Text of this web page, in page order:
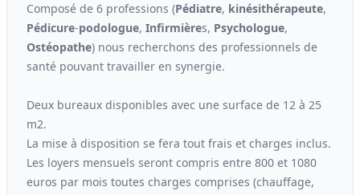
Composé de 6 professions (Pédiatre, kinésithérapeute,
Pédicure-podologue, Infirmières, Psychologue,
Ostéopathe) nous recherchons des professionnels de
santé pouvant travailler en synergie.
Deux bureaux disponibles avec une surface de 12 à 25
m2.
La mise à disposition se fera tout frais et charges inclus.
Les loyers mensuels seront compris entre 800 et 1080
euros par mois toutes charges comprises (chauffage,